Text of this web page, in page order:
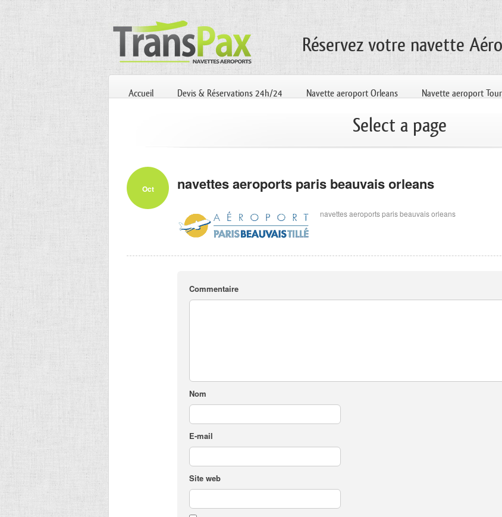
Réservez votre navette
Accueil Devis & Réservations 24h/24 Navette aeroport Orleans Navette aeroport
Select a page
Oct navettes aeroports paris beauvais orleans
navettes aeroports paris beauvais orleans
Commentaire
Nom
E-mail
Site web